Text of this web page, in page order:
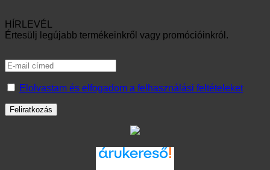
HÍRLEVÉL
Értesülj legújabb termékeinkről vagy promócióinkról.
Elolvastam és elfogadom a felhasználási feltételeket